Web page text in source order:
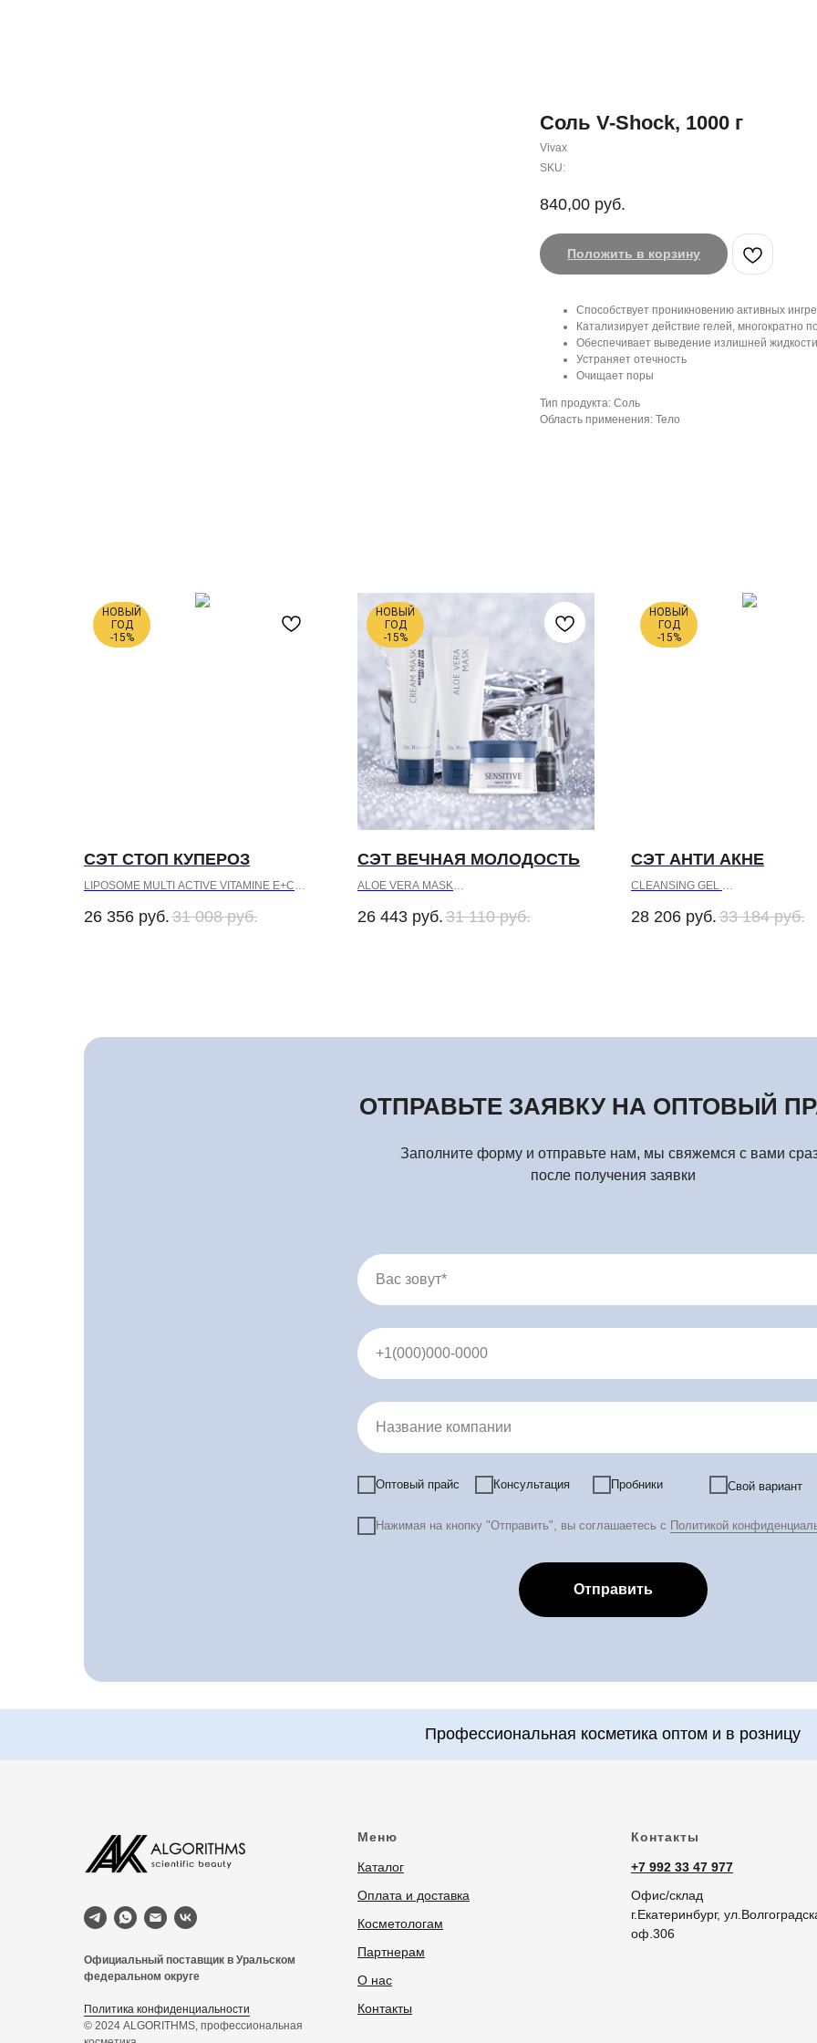
Соль V-Shock, 1000 г
Vivax
SKU:
840,00 руб.
Положить в корзину
Способствует проникновению активных
Катализирует действие гелей, многократно
Обеспечивает выведение излишней жидкости
Устраняет отечность
Очищает поры
Тип продукта: Соль
Область применения: Тело
НОВЫЙ
ГОД
-15%
СЭТ СТОП КУПЕРОЗ
LIPOSOME MULTI ACTIVE VITAMINE E+C
SENSITIVE for Couperose Skin
26 356 руб. 31 008 руб.
НОВЫЙ
ГОД
-15%
СЭТ ВЕЧНАЯ МОЛОДОСТЬ
ALOE VERA MASK
GLUCOSAMIN
26 443 руб. 31 110 руб.
НОВЫЙ
ГОД
-15%
СЭТ АНТИ АКНЕ
CLEANSING GEL
LIPOSOME ACTIVE CARE
28 206 руб. 33 184 руб.
ОТПРАВЬТЕ ЗАЯВКУ НА ОПТОВЫЙ
Заполните форму и отправьте нам, мы свяжемся с вами
после получения заявки
Вас зовут*
+1(000)000-0000
Название компании
Оптовый прайс Консультация Пробники Свой вариант
Нажимая на кнопку "Отправить", вы соглашаетесь с Политикой
Отправить
Официальный поставщик в Уральском
федеральном округе
Политика конфиденциальности
© 2024 ALGORITHMS, профессиональная
Меню
Каталог
Оплата и доставка
Косметологам
Партнерам
О нас
Контакты
Контакты
+7 992 33 47 977
Офис/склад
г.Екатеринбург,
оф.306